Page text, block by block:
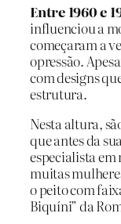
Entre 1960 e
influenciou a
começaram a
opressão.
com designs
estrutura.
Nesta altura,
que antes da
especialista
muitas
o peito com
Biquíni” da